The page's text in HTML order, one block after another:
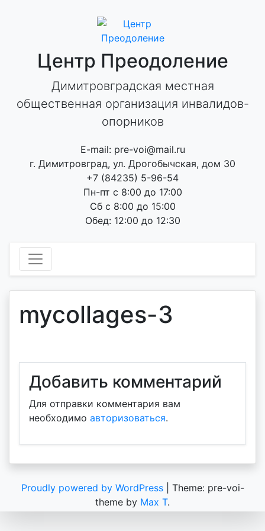
Центр Преодоление
Димитровградская местная
общественная организация инвалидов-
опорников
E-mail: pre-voi@mail.ru
г. Димитровград, ул. Дрогобычская, дом 30
+7 (84235) 5-96-54
Пн-пт с 8:00 до 17:00
Сб с 8:00 до 15:00
Обед: 12:00 до 12:30
mycollages-3
Добавить комментарий
Для отправки комментария вам
необходимо авторизоваться.
Proudly powered by WordPress
Theme: pre-voi-
theme by Max T.